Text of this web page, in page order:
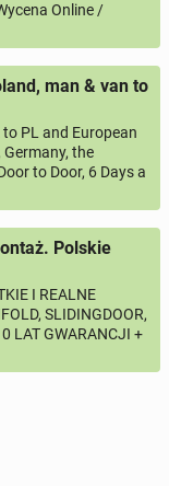
Online /
man & van to
PL and European
the
to Door, 6 Days a
Polskie
I REALNE
SLIDINGDOOR,
LAT GWARANCJI +